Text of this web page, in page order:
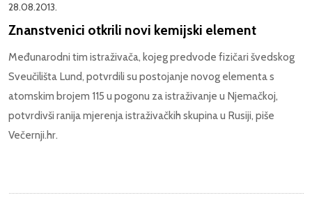
28.08.2013.
Znanstvenici otkrili novi kemijski element
Međunarodni tim istraživača, kojeg predvode fizičari švedskog
Sveučilišta Lund, potvrdili su postojanje novog elementa s
atomskim brojem 115 u pogonu za istraživanje u Njemačkoj,
potvrdivši ranija mjerenja istraživačkih skupina u Rusiji, piše
Večernji.hr.